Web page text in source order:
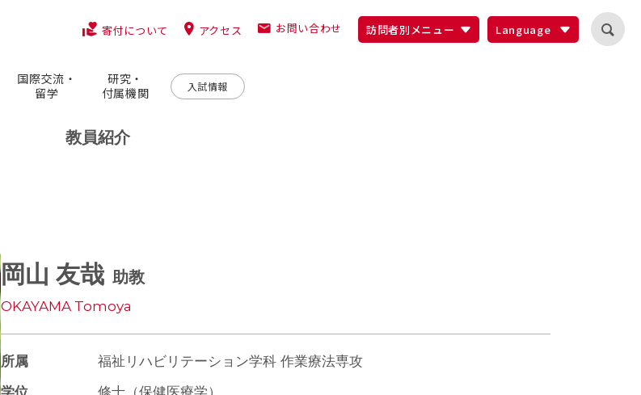
寄付について アクセス お問い合わせ 訪問者別メニュー Language
国際交流・
留学
研究・
付属機関
入試情報
教員紹介
岡山 友哉 助教
OKAYAMA Tomoya
所属
福祉リハビリテーション学科 作業療法専攻